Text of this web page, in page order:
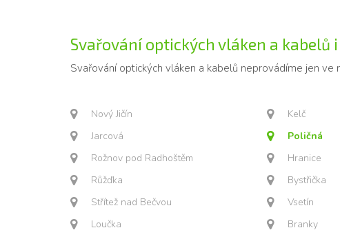
Svařování optických vláken a kabelů
Svařování optických vláken a kabelů neprovádíme jen ve
Nový Jičín Kelč
Jarcová
Poličná
Rožnov pod Radhoštěm
Hranice
Růžďka
Bystřička
Střítež nad Bečvou
Vsetín
Loučka
Branky